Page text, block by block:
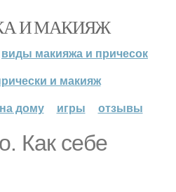
И МАКИЯЖ
виды макияжа и причесок
и макияж
дому
игры отзывы
Как себе